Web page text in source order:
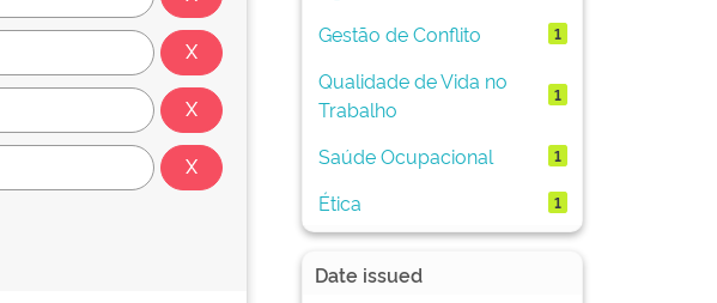
Gestão de Conflito 1
Qualidade de Vida no
Trabalho
1
Saúde Ocupacional 1
Ética 1
Date issued